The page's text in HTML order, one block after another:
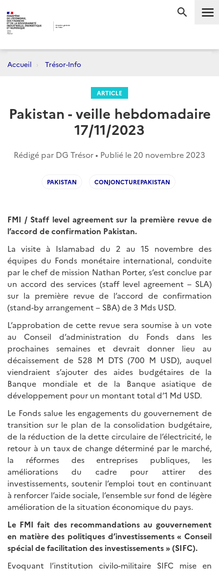
Accueil Trésor-Info
ARTICLE
Pakistan - veille hebdomadaire
17/11/2023
Rédigé par DG Trésor • Publié le 20 novembre 2023
PAKISTAN CONJONCTUREPAKISTAN
FMI / Staff level agreement sur la première revue de
l’accord de confirmation Pakistan.
La visite à Islamabad du 2 au 15 novembre des
équipes du Fonds monétaire international, conduite
par le chef de mission Nathan Porter, s’est conclue par
un accord des services (staff level agreement – SLA)
sur la première revue de l’accord de confirmation
(stand-by arrangement – SBA) de 3 Mds USD.
L’approbation de cette revue sera soumise à un vote
au Conseil d’administration du Fonds dans les
prochaines semaines et devrait donner lieu au
décaissement de 528 M DTS (700 M USD), auquel
viendraient s’ajouter des aides budgétaires de la
Banque mondiale et de la Banque asiatique de
développement pour un montant total d’1 Md USD.
Le Fonds salue les engagements du gouvernement de
transition sur le plan de la consolidation budgétaire,
de la réduction de la dette circulaire de l’électricité, le
retour à un taux de change déterminé par le marché,
la réformes des entreprises publiques, les
améliorations du cadre pour attirer des
investissements, soutenir l’emploi tout en continuant
à renforcer l’aide sociale, l’ensemble sur fond de légère
amélioration de la situation économique du pays.
Le FMI fait des recommandations au gouvernement
en matière des politiques d’investissements « Conseil
spécial de facilitation des investissements » (SIFC).
Evoquant l’institution civilo-militaire SIFC mise en